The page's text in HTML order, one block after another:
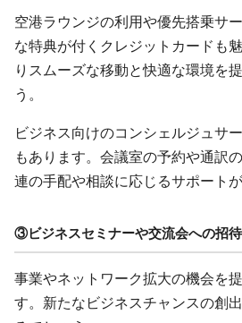
空港ラウンジの利用や優先搭乗サ
な特典が付くクレジットカードも
りスムーズな移動と快適な環境を
う。
ビジネス向けのコンシェルジュサ
もあります。会議室の予約や通訳
連の手配や相談に応じるサポートが
③ビジネスセミナーや交流会への招待
事業やネットワーク拡大の機会を
す。新たなビジネスチャンスの創